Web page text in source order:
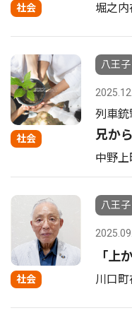
社会 堀之
社会
八王子
列車銃
兄か
中野
社会
八王子
「上
川口